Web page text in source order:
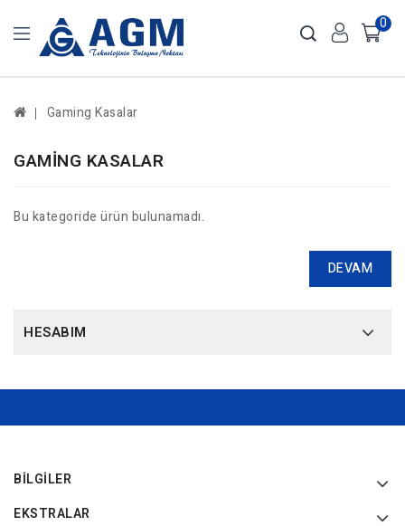
0
Gaming Kasalar
GAMING KASALAR
Bu kategoride ürün bulunamadı.
DEVAM
HESABIM
BILGILER
EKSTRALAR